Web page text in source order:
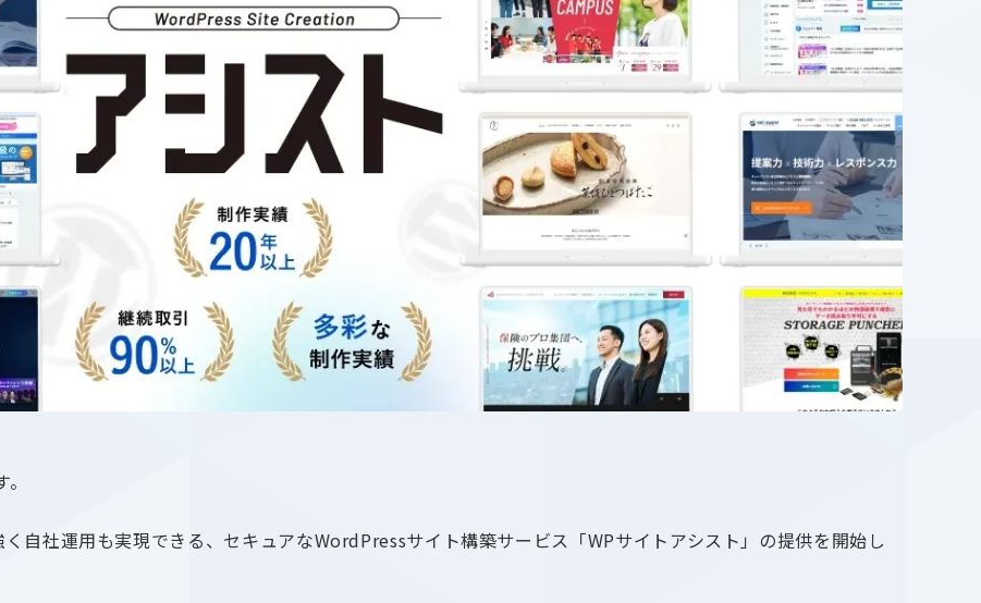
自社運用も実現できる、セキュアなWordPressサイト構築サービス「WPサイトアシスト」の提供を開始し